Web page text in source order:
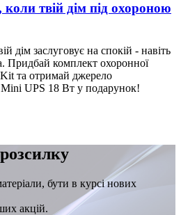
твій дім під охороною
дім заслуговує на спокій - навіть
Придбай комплект охоронної
та отримай джерело
UPS 18 Вт у подарунок!
бути в курсі нових
акцій.